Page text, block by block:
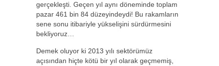
gerçekleşti. Geçen yıl aynı döneminde toplam
pazar 461 bin 84 düzeyindeydi! Bu rakamların
sene sonu itibariyle yükselişini sürdürmesini
bekliyoruz…
Demek oluyor ki 2013 yılı sektörümüz
açısından hiçte kötü bir yıl olarak geçmemiş,